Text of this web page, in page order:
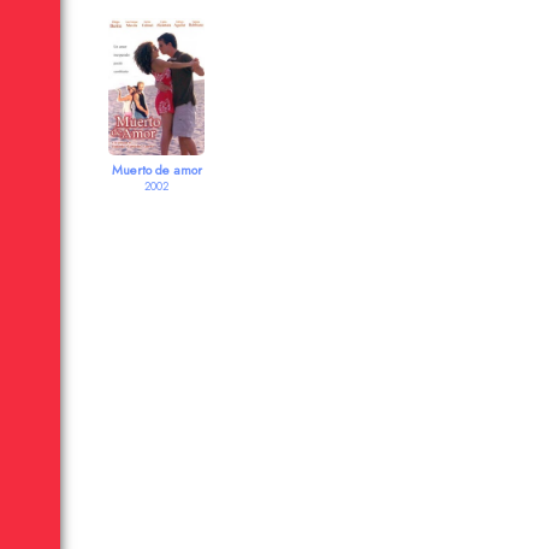
Muerto de amor
2002